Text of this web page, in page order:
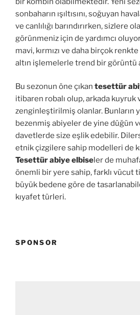
sonbaharın ışıltısını, soğuyan
ve canlılığı barındırırken, sizlere
görünmeniz için de yardımcı
mavi, kırmızı ve daha birçok
altın işlemelerle trend bir görüntü
Bu sezonun öne çıkan tesettür
itibaren robalı olup, arkada kuyruk
zenginleştirilmiş olanlar. Bunların
bezenmiş abiyeler de yine düğün
davetlerde size eşlik edebilir.
etnik çizgilere sahip modelleri de
Tesettür abiye elbiseler de
önemli bir yere sahip, farklı vücut
büyük bedene göre de
kıyafet türleri.
SPONSOR